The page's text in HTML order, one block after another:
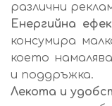
различни
Енергийна
консумира
което
и поддръжка.
Лекота и